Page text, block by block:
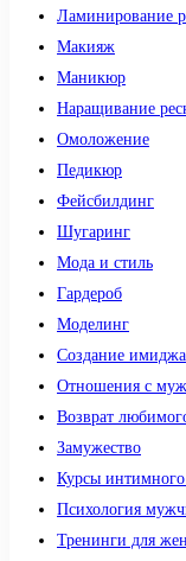
Ламинирование
Макияж
Маникюр
Наращивание
Омоложение
Педикюр
Фейсбилдинг
Шугаринг
Мода и стиль
Гардероб
Моделинг
Создание имиджа
Отношения с
Возврат
Замужество
Курсы интимного
Психология
Тренинги для